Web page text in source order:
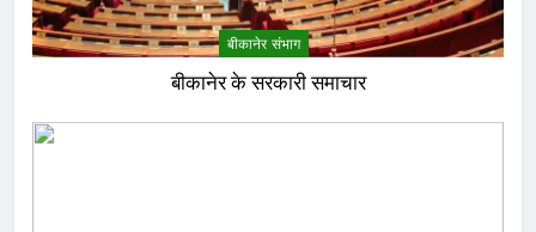
बीकानेर संभाग
बीकानेर के सरकारी समाचार